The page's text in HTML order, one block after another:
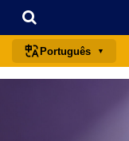
Português